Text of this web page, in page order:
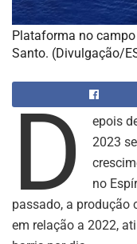
Plataforma no
Santo. (Divulgação/
D
epois
2023
no
passado, a produção
em relação a 2022,